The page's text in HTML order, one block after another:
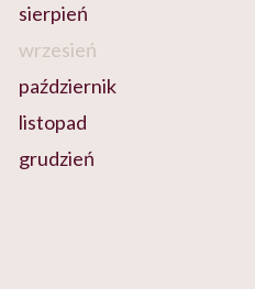
sierpień
wrzesień
październik
listopad
grudzień